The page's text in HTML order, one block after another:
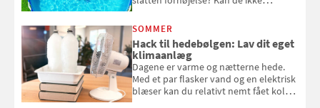
opmærksom, når du smider
badebassinet eller et badedyr ud
SOMMER
Hack til hedebølgen: Lav dit eget
klimaanlæg
Dagene er varme og nætterne hede.
Med et par flasker vand og en elektrisk
blæser kan du relativt nemt fået koldt